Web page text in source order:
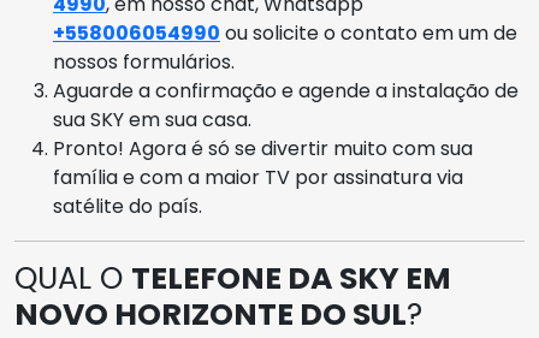
+558006054990 ou solicite o contato em um de
nossos formulários.
Aguarde a confirmação e agende a instalação de
sua SKY em sua casa.
Pronto! Agora é só se divertir muito com sua
família e com a maior TV por assinatura via
satélite do país.
QUAL O TELEFONE DA SKY EM
NOVO HORIZONTE DO SUL?